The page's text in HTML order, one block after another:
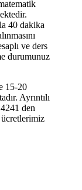
40 dakika
ve ders
durumunuz
15-20
Ayrıntılı
den